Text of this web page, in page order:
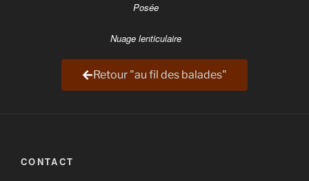
Posée
Nuage lenticulaire
Retour "au fil des balades"
CONTACT